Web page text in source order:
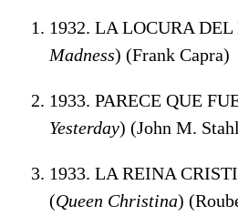
1932. LA LOCURA
Madness) (Frank Capra)
1933. PARECE QUE
Yesterday) (John M.
1933. LA REINA
(Queen Christina)